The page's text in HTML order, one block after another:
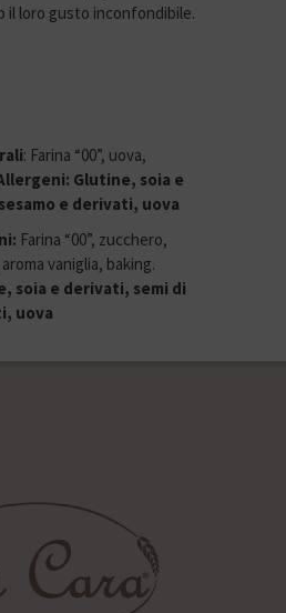
il loro gusto inconfondibile.
: Farina “00”, uova,
Glutine, soia e
e derivati, uova
Farina “00”, zucchero,
vaniglia, baking.
soia e derivati, semi di
uova